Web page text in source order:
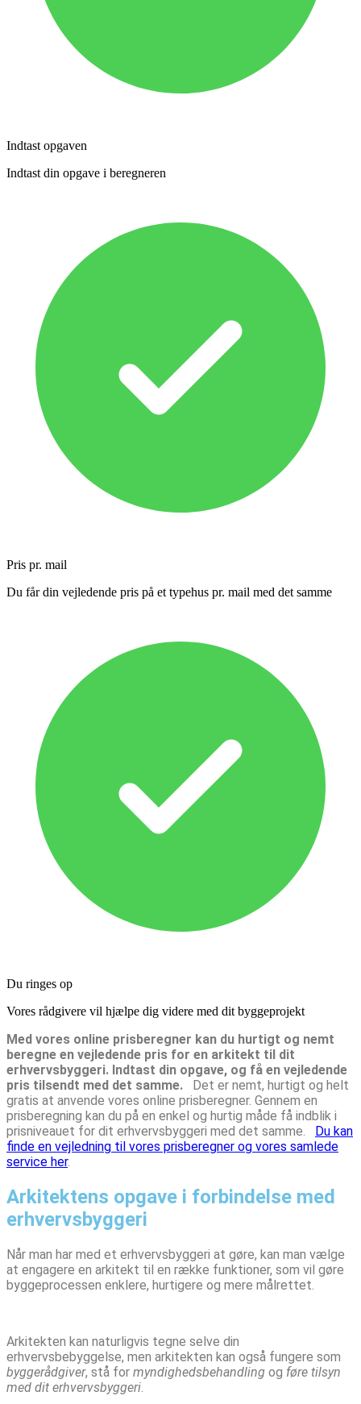
Indtast opgaven
Indtast din opgave i beregneren
Pris pr. mail
Du får din vejledende pris på et typehus pr. mail med det samme
Du ringes op
Vores rådgivere vil hjælpe dig videre med dit byggeprojekt
Med vores online prisberegner kan du hurtigt og nemt
beregne en vejledende pris for en arkitekt til dit
erhvervsbyggeri. Indtast din opgave, og få en vejledende
pris tilsendt med det samme. Det er nemt, hurtigt og helt
gratis at anvende vores online prisberegner. Gennem en
prisberegning kan du på en enkel og hurtig måde få indblik i
prisniveauet for dit erhvervsbyggeri med det samme. Du kan
finde en vejledning til vores prisberegner og vores samlede
service her.
Arkitektens opgave i forbindelse med
erhvervsbyggeri
Når man har med et erhvervsbyggeri at gøre, kan man vælge
at engagere en arkitekt til en række funktioner, som vil gøre
byggeprocessen enklere, hurtigere og mere målrettet.
Arkitekten kan naturligvis tegne selve din
erhvervsbebyggelse, men arkitekten kan også fungere som
byggerådgiver, stå for myndighedsbehandling og føre tilsyn
med dit erhvervsbyggeri